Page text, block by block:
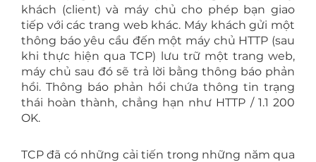
khách (client) và máy chủ cho phép bạn giao
tiếp với các trang web khác. Máy khách gửi một
thông báo yêu cầu đến một máy chủ HTTP (sau
khi thực hiện qua TCP) lưu trữ một trang web,
máy chủ sau đó sẽ trả lời bằng thông báo phản
hồi. Thông báo phản hồi chứa thông tin trạng
thái hoàn thành, chẳng hạn như HTTP / 1.1 200
OK.
TCP đã có những cải tiến trong những năm qua